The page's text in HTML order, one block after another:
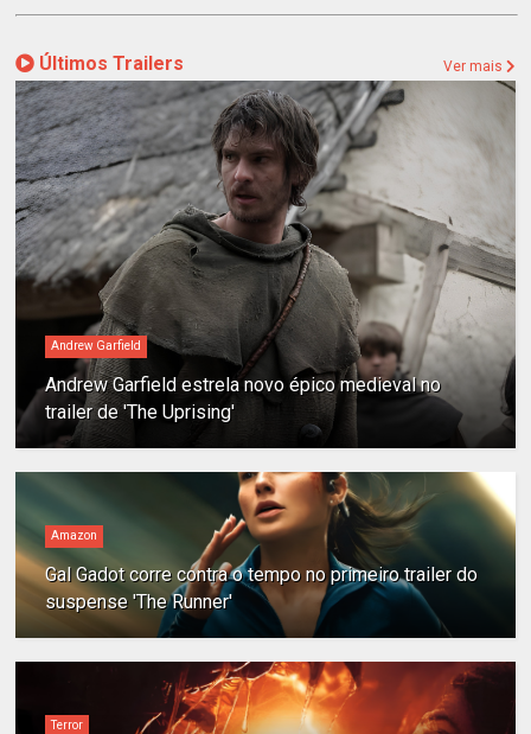
Últimos Trailers Ver mais
Andrew Garfield
Andrew Garfield estrela novo épico medieval no
trailer de 'The Uprising'
Amazon
Gal Gadot corre contra o tempo no primeiro trailer do
suspense 'The Runner'
Terror